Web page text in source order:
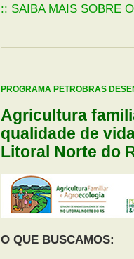
:: SAIBA MAIS SOBRE
PROGRAMA PETROBRAS
Agricultura
qualidade de
Litoral Norte do
O QUE BUSCAMOS: